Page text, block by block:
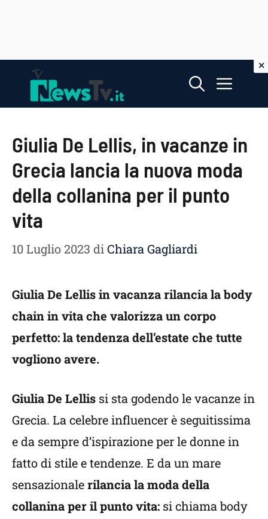
contenuto
Menu
Giulia De Lellis, in vacanze in
Grecia lancia la nuova moda
della collanina per il punto
vita
10 Luglio 2023 diChiara Gagliardi
Giulia De Lellis in vacanza rilancia la body
chain in vita che valorizza un corpo
perfetto: la tendenza dell’estate che tutte
vogliono avere.
Giulia De Lellis si sta godendo le vacanze in
Grecia. La celebre influencer è seguitissima
e da sempre d’ispirazione per le donne in
fatto di stile e tendenze. E da un mare
sensazionalerilancia la moda della
collanina per il punto vita: si chiama body